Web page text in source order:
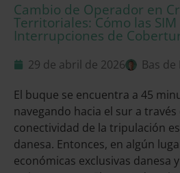
Cambio de Operador en
Territoriales: Cómo las
Interrupciones de
29 de abril de 2026
Bas de
El buque se encuentra a 45
navegando hacia el sur a
conectividad de la tripulación
danesa. Entonces, en algún
económicas exclusivas danesa